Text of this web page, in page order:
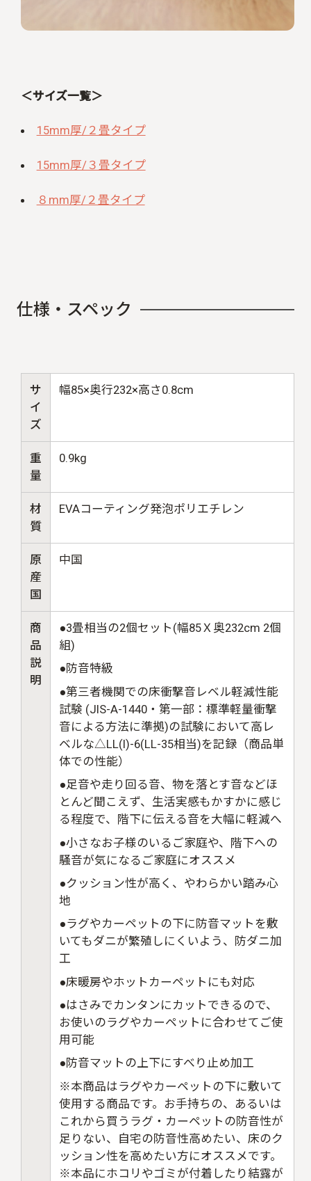
＜サイズ一覧＞
15mm厚/２畳タイプ
15mm厚/３畳タイプ
８mm厚/２畳タイプ
仕様 ・ スペック
サ
イ
ズ
幅85×奥行232×高さ0.8cm
重
量
0.9kg
材
質
EVAコーティング発泡ポリエチレン
原
産
国
中国
商
品
説
明
●3畳相当の2個セット(幅85Ｘ奥232cm 2個
組)
●防音特級
●第三者機関での床衝撃音レベル軽減性能
試験 (JIS-A-1440・第一部：標準軽量衝撃
音による方法に準拠)の試験において高レ
ベルな△LL(I)-6(LL-35相当)を記録（商品単
体での性能）
●足音や走り回る音、物を落とす音などほ
とんど聞こえず、生活実感もかすかに感じ
る程度で、階下に伝える音を大幅に軽減へ
●小さなお子様のいるご家庭や、階下への
騒音が気になるご家庭にオススメ
●クッション性が高く、やわらかい踏み心
地
●ラグやカーペットの下に防音マットを敷
いてもダニが繁殖しにくいよう、防ダニ加
工
●床暖房やホットカーペットにも対応
●はさみでカンタンにカットできるので、
お使いのラグやカーペットに合わせてご使
用可能
●防音マットの上下にすべり止め加工
※本商品はラグやカーペットの下に敷いて
使用する商品です。お手持ちの、あるいは
これから買うラグ・カーペットの防音性が
足りない、自宅の防音性高めたい、床のク
ッション性を高めたい方にオススメです。
※本品にホコリやゴミが付着したり結露が